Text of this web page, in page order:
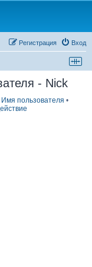
Вход
Регистрация
- Nick
Имя пользователя •